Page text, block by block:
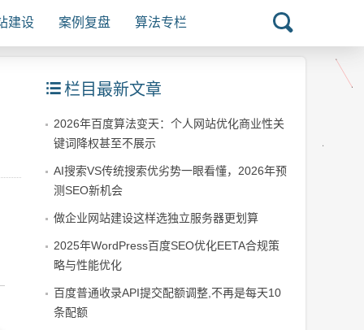
建设 案例复盘 算法专栏
栏目最新文章
2026年百度算法变天：个人网站优化商业性关
键词降权甚至不展示
AI搜索VS传统搜索优劣势一眼看懂，2026年预
测SEO新机会
做企业网站建设这样选独立服务器更划算
2025年WordPress百度SEO优化EETA合规策
略与性能优化
百度普通收录API提交配额调整,不再是每天10
条配额